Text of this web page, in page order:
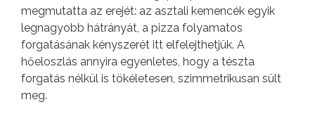
megmutatta az erejét: az asztali kemencék egyik
legnagyobb hátrányát, a pizza folyamatos
forgatásának kényszerét itt elfelejthetjük. A
hőeloszlás annyira egyenletes, hogy a tészta
forgatás nélkül is tökéletesen, szimmetrikusan sült
meg.